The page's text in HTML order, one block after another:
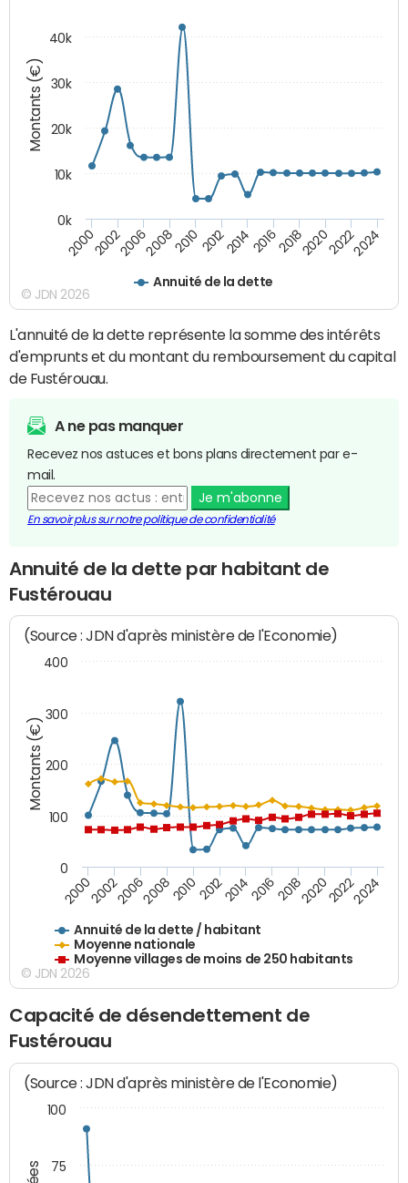
Montants (€)
Annuité de la dette
20002002200620082010 2012201420162018202020222024
0k
10k
20k
30k
40k
© JDN 2026
L'annuité de la dette représente la somme des intérêts
d'emprunts et du montant du remboursement du capital
de Fustérouau.
A ne pas manquer
Recevez nos astuces et bons plans directement par e-
mail.
Je m'abonne
En savoir plus sur notre politique de confidentialité
Annuité de la dette par habitant de
Fustérouau
Montants (€)
(Source : JDN d'après ministère de l'Economie)
Annuité de la dette / habitant
Moyenne nationale
Moyenne villages de moins de 250 habitants
200020022006200820102012201420162018202020222024
0
100
200
300
400
© JDN 2026
Capacité de désendettement de
Fustérouau
(Source : JDN d'après ministère de l'Economie)
75
100